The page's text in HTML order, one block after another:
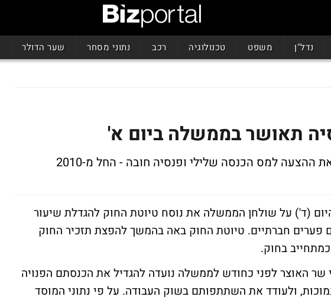
נדל"ן משפט טכנולוגיה רכב נתוני מסחר שער הדולר
תאושר בממשלה ביום א'
למס הכנסה שלילי ופנסיה חובה - החל מ-2010
(ד') על שולחן הממשלה את נוסח טיוטת החוק להגדלת שיעור
פערים חברתיים. טיוטת החוק באה בהמשך להפצת תזכיר החוק
שר האוצר לפני כחודש לממשלה נועדה להגדיל את הכנסתם הפנויה
ולעודד את השתתפותם בשוק העבודה. על פי נתוני המוסד